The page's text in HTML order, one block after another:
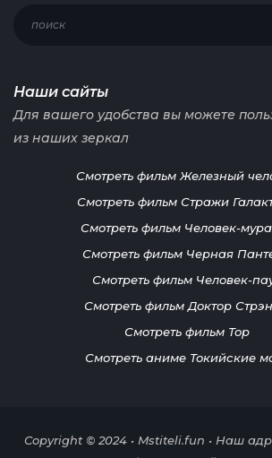
Наши сайты
Для вашего удобства вы можете
из наших зеркал
Смотреть фильм Железный
Смотреть фильм Стражи
Смотреть фильм Человек-
Смотреть фильм Черная
Смотреть фильм Человек-
Смотреть фильм Доктор
Смотреть фильм Тор
Смотреть аниме Токийские
Copyright © 2024 • Mstiteli.fun • Наш